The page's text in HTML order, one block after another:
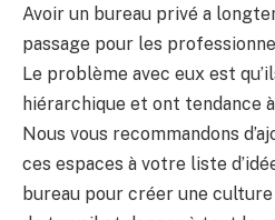
Avoir un bureau privé a
passage pour les
Le problème avec eux est
hiérarchique et ont tendance
Nous vous recommandons
ces espaces à votre liste
bureau pour créer une